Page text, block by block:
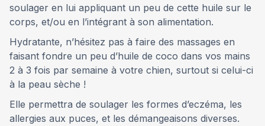
soulager en lui appliquant un peu de cette huile sur le
corps, et/ou en l’intégrant à son alimentation.
Hydratante, n’hésitez pas à faire des massages en
faisant fondre un peu d’huile de coco dans vos mains
2 à 3 fois par semaine à votre chien, surtout si celui-ci
à la peau sèche !
Elle permettra de soulager les formes d’eczéma, les
allergies aux puces, et les démangeaisons diverses.